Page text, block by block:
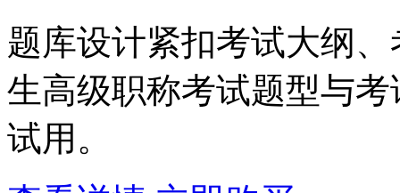
题库设计紧扣考试大纲
生高级职称考试题型与
试用。